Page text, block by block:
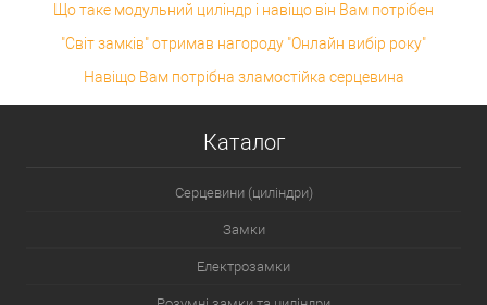
Що таке модульний циліндр і навіщо він Вам потрібен
"Світ замків" отримав нагороду "Онлайн вибір року"
Навіщо Вам потрібна зламостійка серцевина
Каталог
Серцевини (циліндри)
Замки
Електрозамки